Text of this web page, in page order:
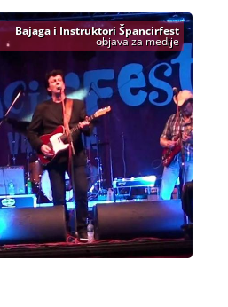
Bajaga i Instruktori Špancirfest
objava za medije